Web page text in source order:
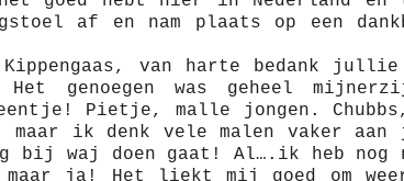
af en nam plaats op een
Kippengaas, van harte bedank
genoegen was geheel
Pietje, malle jongen.
ik denk vele malen vaker aan
bij waj doen gaat! Al….ik heb nog
maar ja! Het liekt mij goed om